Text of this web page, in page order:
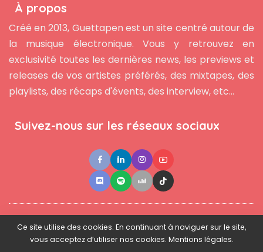
À propos
Créé en 2013, Guettapen est un site centré autour de
la musique électronique. Vous y retrouvez en
exclusivité toutes les dernières news, les previews et
releases de vos artistes préférés, des mixtapes, des
playlists, des récaps d'évents, des interview, etc...
Suivez-nous sur les réseaux sociaux
Contact ●Newsletter ● L'équipe ● Mentions légales
Ce site utilise des cookies. En continuant à naviguer sur le site,
vous acceptez d’utiliser nos cookies. Mentions légales.